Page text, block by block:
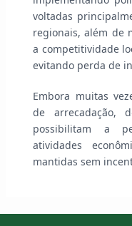
voltadas
regionais, além de
a competitividade
evitando perda de
Embora muitas
de arrecadação,
possibilitam a
atividades
mantidas sem